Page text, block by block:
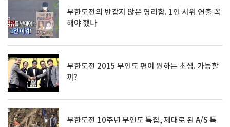
무한도전의 반갑지 않은 영리함. 1인 시위 연출 꼭
해야 했나
무한도전 2015 무인도 편이 원하는 초심. 가능할
까?
무한도전 10주년 무인도 특집, 제대로 된 A/S 특